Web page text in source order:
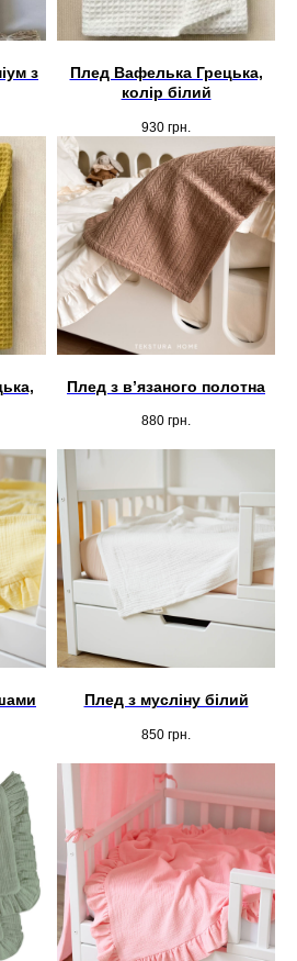
з
Плед Вафелька Грецька,
колір білий
930 грн.
Плед з вʼязаного полотна
880 грн.
Плед з мусліну білий
850 грн.
створений